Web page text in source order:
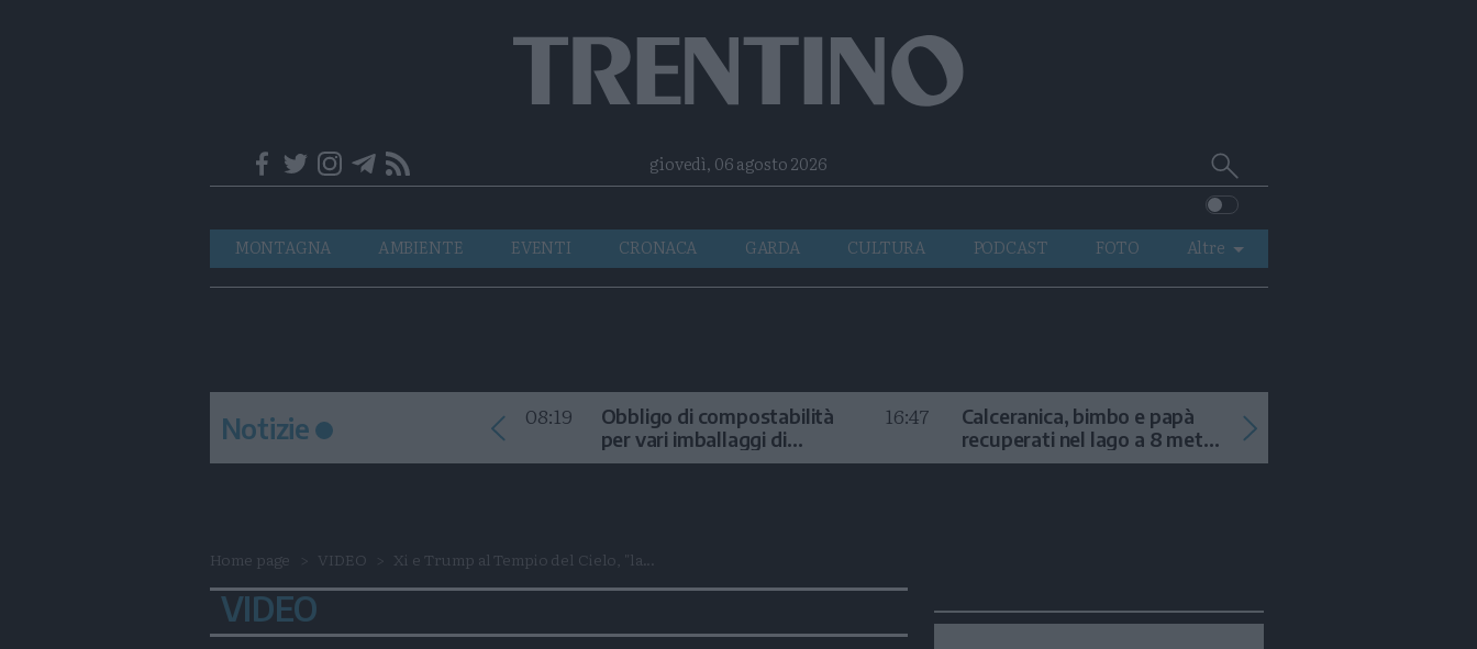
Telegram
RSSgiovedì, 06 agosto 2026 Cerca
su
Trentino
Navigazione
principale
MONTAGNA AMBIENTE EVENTI CRONACA GARDA CULTURA PODCAST FOTO
Altre
VIDEO
Notizie 08:19
Obbligo di compostabilità
per vari imballaggi di
ortofrutta
16:47
Calceranica, bimbo e papà
recuperati nel lago a 8 metri
di profondità
Home page VIDEO Xi e Trump al Tempio del Cielo, "la...
VIDEO